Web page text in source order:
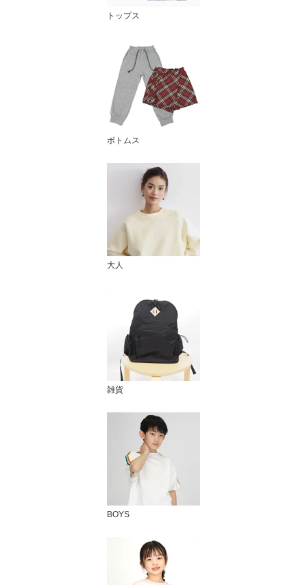
トップス
ボトムス
大人
雑貨
BOYS